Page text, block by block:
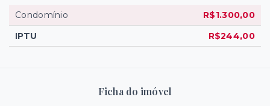
Condomínio
R$1.300,00
IPTU
R$244,00
Ficha do imóvel